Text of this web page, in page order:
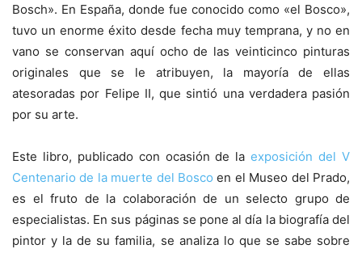
Bosch». En España, donde fue conocido como «el Bosco»,
tuvo un enorme éxito desde fecha muy temprana, y no en
vano se conservan aquí ocho de las veinticinco pinturas
originales que se le atribuyen, la mayoría de ellas
atesoradas por Felipe II, que sintió una verdadera pasión
por su arte.
Este libro, publicado con ocasión de la exposición del V
Centenario de la muerte del Bosco en el Museo del Prado,
es el fruto de la colaboración de un selecto grupo de
especialistas. En sus páginas se pone al día la biografía del
pintor y la de su familia, se analiza lo que se sabe sobre